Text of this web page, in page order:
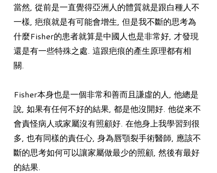
當然, 從前是一直覺得亞洲人的體質就是跟白種人不
一樣, 疤痕就是有可能會增生, 但是我不斷的思考為
什麼Fisher的患者就算是中國人也是非常好, 才發現
還是有一些特殊之處. 這跟疤痕的產生原理都有相
關.
Fisher本身也是一個非常和善而且謙虛的人, 他總是
說, 如果有任何不好的結果, 都是他沒開好. 他從來不
會責怪病人或家屬沒有照顧好. 在他身上我學習到很
多, 也有同樣的責任心, 身為唇顎裂手術醫師, 應該不
斷的思考如何可以讓家屬做最少的照顧, 然後有最好
的結果.